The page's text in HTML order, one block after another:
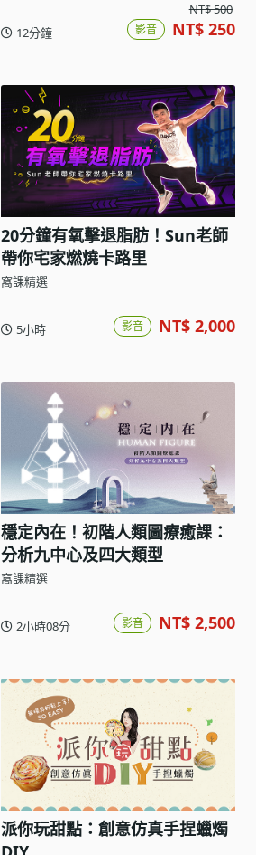
12分鐘
NT$ 500
影音 NT$ 250
20分鐘有氧擊退脂肪！Sun老師
帶你宅家燃燒卡路里
窩課精選
5小時 影音 NT$ 2,000
穩定內在！初階人類圖療癒課：
分析九中心及四大類型
窩課精選
2小時08分 影音 NT$ 2,500
派你玩甜點：創意仿真手捏蠟燭